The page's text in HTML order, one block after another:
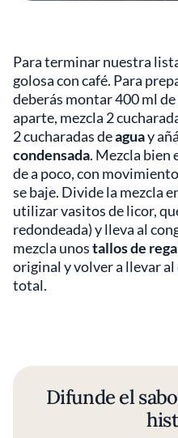
Para terminar nuestra
golosa con café. Para
deberás montar 400 ml de
aparte, mezcla 2
2 cucharadas deaguay
condensada. Mezcla bien
de a poco, con
se baje. Divide la mezcla
utilizar vasitos de licor,
redondeada) y lleva al
mezcla unostallos de
original y volver a llevar al
total.
Difunde el